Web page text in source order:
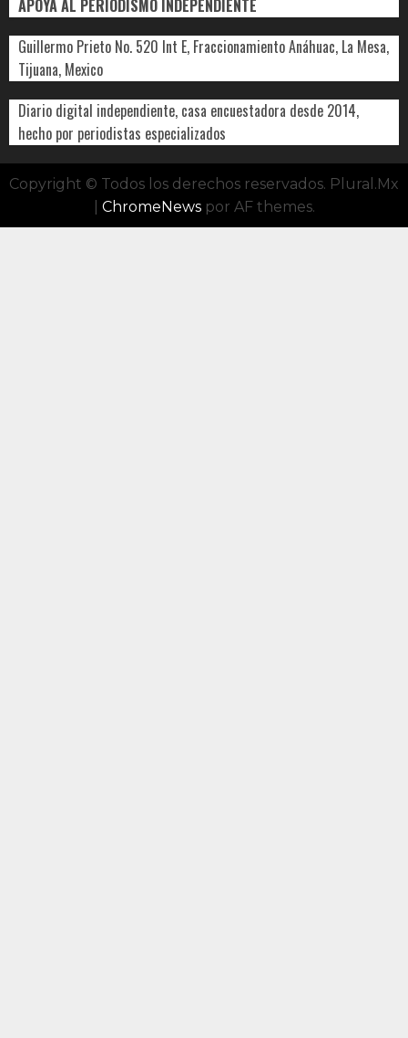
APOYA AL PERIODISMO INDEPENDIENTE
Guillermo Prieto No. 520 Int E, Fraccionamiento Anáhuac, La Mesa,
Tijuana, Mexico
Diario digital independiente, casa encuestadora desde 2014,
hecho por periodistas especializados
Copyright © Todos los derechos reservados. Plural.Mx
ChromeNewspor AF themes.